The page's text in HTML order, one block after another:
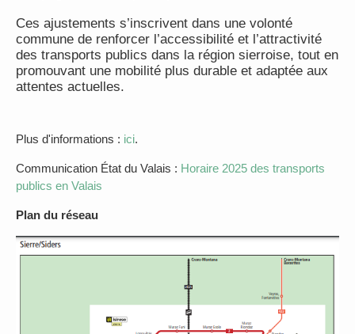
Ces ajustements s’inscrivent dans une volonté
commune de renforcer l’accessibilité et l’attractivité
des transports publics dans la région sierroise, tout en
promouvant une mobilité plus durable et adaptée aux
attentes actuelles.
Plus d'informations : ici.
Communication État du Valais : Horaire 2025 des transports
publics en Valais
Plan du réseau